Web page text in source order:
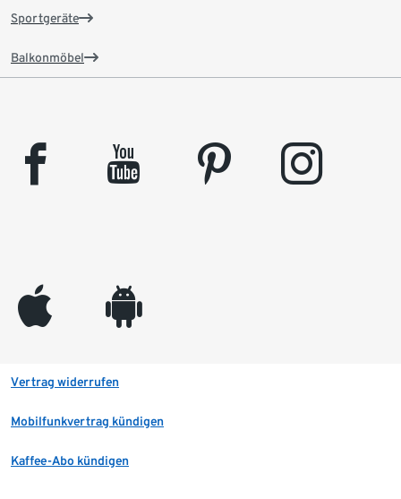
Sportgeräte
Balkonmöbel
facebook youtube pinterest instagram
appleinc android
Vertrag widerrufen
Mobilfunkvertrag kündigen
Kaffee-Abo kündigen